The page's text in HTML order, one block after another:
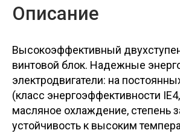
Описание
Высокоэффективный
винтовой блок. Надежные
электродвигатели: на
(класс энергоэффективности
масляное охлаждение, степень
устойчивость к высоким